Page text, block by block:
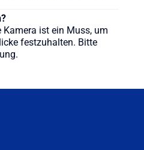
ist ein Muss, um
festzuhalten. Bitte